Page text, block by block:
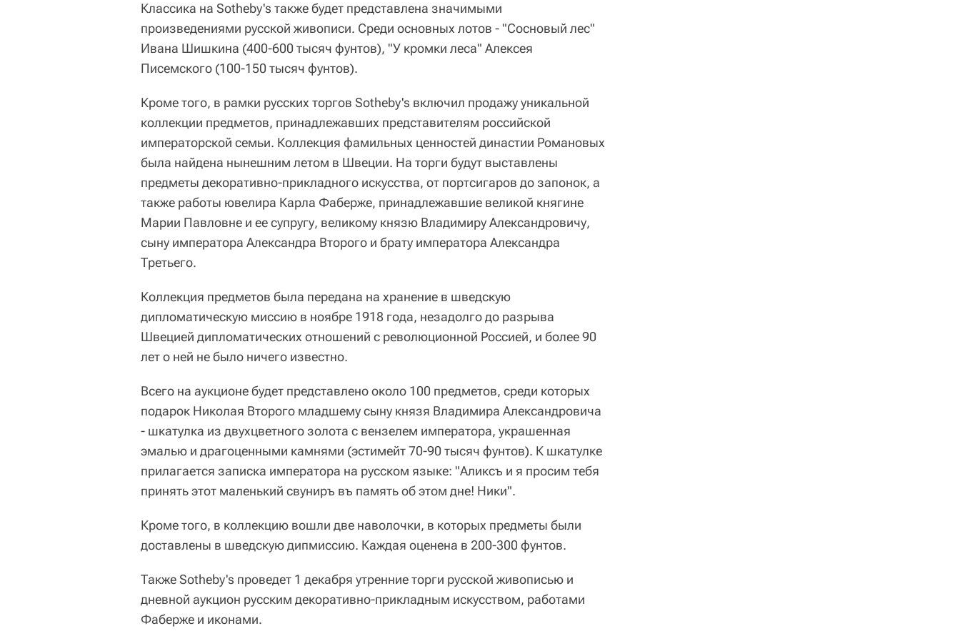
Классика на Sotheby's также будет представлена значимыми
произведениями русской живописи. Среди основных лотов - "Сосновый лес"
Ивана Шишкина (400-600 тысяч фунтов), "У кромки леса" Алексея
Писемского (100-150 тысяч фунтов).
Кроме того, в рамки русских торгов Sotheby's включил продажу уникальной
коллекции предметов, принадлежавших представителям российской
императорской семьи. Коллекция фамильных ценностей династии Романовых
была найдена нынешним летом в Швеции. На торги будут выставлены
предметы декоративно-прикладного искусства, от портсигаров до запонок, а
также работы ювелира Карла Фаберже, принадлежавшие великой княгине
Марии Павловне и ее супругу, великому князю Владимиру Александровичу,
сыну императора Александра Второго и брату императора Александра
Третьего.
Коллекция предметов была передана на хранение в шведскую
дипломатическую миссию в ноябре 1918 года, незадолго до разрыва
Швецией дипломатических отношений с революционной Россией, и более 90
лет о ней не было ничего известно.
Всего на аукционе будет представлено около 100 предметов, среди которых
подарок Николая Второго младшему сыну князя Владимира Александровича
- шкатулка из двухцветного золота с вензелем императора, украшенная
эмалью и драгоценными камнями (эстимейт 70-90 тысяч фунтов). К шкатулке
прилагается записка императора на русском языке: "Аликсъ и я просим тебя
принять этот маленький свуниръ въ память об этом дне! Ники".
Кроме того, в коллекцию вошли две наволочки, в которых предметы были
доставлены в шведскую дипмиссию. Каждая оценена в 200-300 фунтов.
Также Sotheby's проведет 1 декабря утренние торги русской живописью и
дневной аукцион русским декоративно-прикладным искусством, работами
Фаберже и иконами.